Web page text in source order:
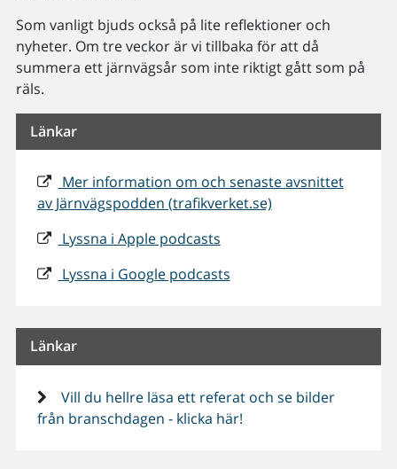
Som vanligt bjuds också på lite reflektioner och
nyheter. Om tre veckor är vi tillbaka för att då
summera ett järnvägsår som inte riktigt gått som på
räls.
Länkar
Mer information om och senaste avsnittet
av Järnvägspodden (trafikverket.se)
Lyssna i Apple podcasts
Lyssna i Google podcasts
Länkar
Vill du hellre läsa ett referat och se bilder
från branschdagen - klicka här!